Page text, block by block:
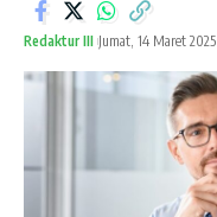
Redaktur III Jumat, 14 Maret 2025